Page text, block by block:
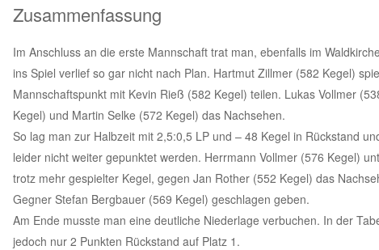
Zusammenfassung
Im Anschluss an die erste Mannschaft trat man, ebenfalls im
ins Spiel verlief so gar nicht nach Plan. Hartmut Zillmer (582 Kegel)
Mannschaftspunkt mit Kevin Rieß (582 Kegel) teilen. Lukas Vollmer
Kegel) und Martin Selke (572 Kegel) das Nachsehen.
So lag man zur Halbzeit mit 2,5:0,5 LP und – 48 Kegel in Rückstand
leider nicht weiter gepunktet werden. Herrmann Vollmer (576 Kegel)
trotz mehr gespielter Kegel, gegen Jan Rother (552 Kegel) das
Gegner Stefan Bergbauer (569 Kegel) geschlagen geben.
Am Ende musste man eine deutliche Niederlage verbuchen. In der
jedoch nur 2 Punkten Rückstand auf Platz 1.